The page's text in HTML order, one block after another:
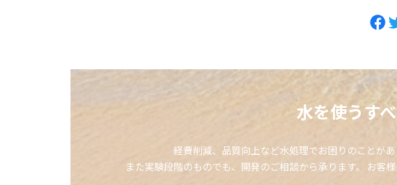
水を使うす
経費削減、品質向上など水処理でお困りのことが
また実験段階のものでも、開発のご相談から承ります。 お客